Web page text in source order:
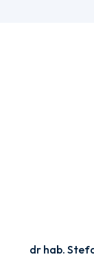
dr hab.